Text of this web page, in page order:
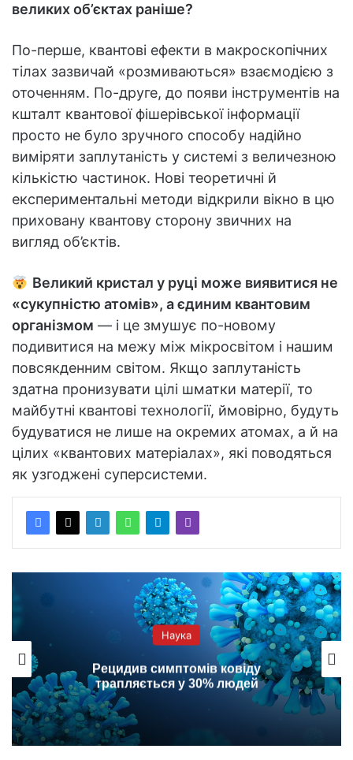
великих об’єктах раніше?
По-перше, квантові ефекти в макроскопічних
тілах зазвичай «розмиваються» взаємодією з
оточенням. По-друге, до появи інструментів на
кшталт квантової фішерівської інформації
просто не було зручного способу надійно
виміряти заплутаність у системі з величезною
кількістю частинок. Нові теоретичні й
експериментальні методи відкрили вікно в цю
приховану квантову сторону звичних на
вигляд об’єктів.
Великий кристал у руці може виявитися не
«сукупністю атомів», а єдиним квантовим
організмом — і це змушує по-новому
подивитися на межу між мікросвітом і нашим
повсякденним світом. Якщо заплутаність
здатна пронизувати цілі шматки матерії, то
майбутні квантові технології, ймовірно, будуть
будуватися не лише на окремих атомах, а й на
цілих «квантових матеріалах», які поводяться
як узгоджені суперсистеми.
Наука
Уникнути грижі під час занять
спортом допоможе правильне взуття